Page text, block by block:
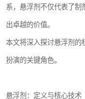
系，悬浮剂不仅代表了制
出卓越的价值。
本文将深入探讨悬浮剂的
扮演的关键角色。
悬浮剂：定义与核心技术